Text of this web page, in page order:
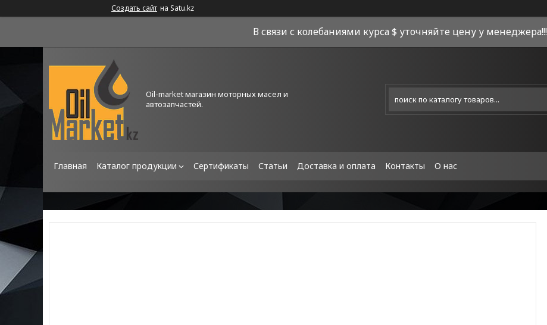
Создать сайт на Satu.kz
В связи с колебаниями курса $ уточняйте цену у менеджера!!!
Oil-market магазин моторных масел и
автозапчастей.
Главная Каталог продукции Сертификаты Статьи Доставка и оплата Контакты О нас